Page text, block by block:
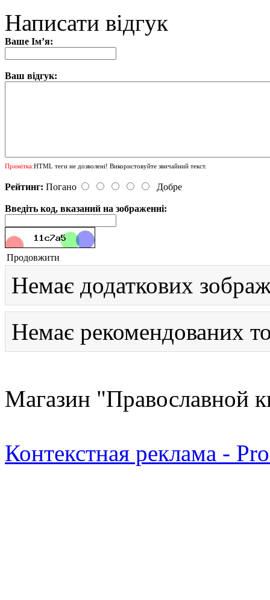
Написати відгук
Ваше Ім’я:
Ваш відгук:
Примітка:HTML теги не дозволені! Використовуйте звичайний текст.
Рейтинг: Погано Добре
Введіть код, вказаний на зображенні:
Продовжити
Немає додаткових
Немає рекомендованих
Магазин "Православной
Контекстная реклама -